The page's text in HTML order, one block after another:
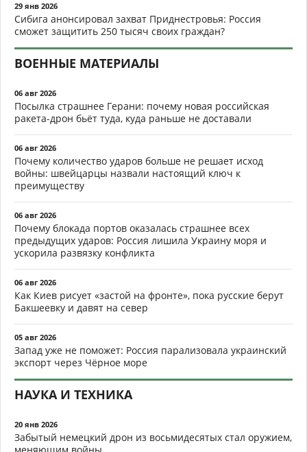
обернулось кровавой трагедией
Милитаризацией Украины все эти годы занимались
Штаты
БЫВШИЙ СССР
29 мая 2026
север, но переломное решение уже принято и
смертельно опасно для Киева
15 мая 2026
Почему ветераны СВО уже прощаются с Одессой и
боятся предательства
03 мая 2026
крахе Украины и его личном конце уже в 2026-м
власти готовят почву для массовой атаки дронов?
29 янв 2026
Сибига анонсировал захват Приднестровья: Россия
сможет защитить 250 тысяч своих граждан?
ВОЕННЫЕ МАТЕРИАЛЫ